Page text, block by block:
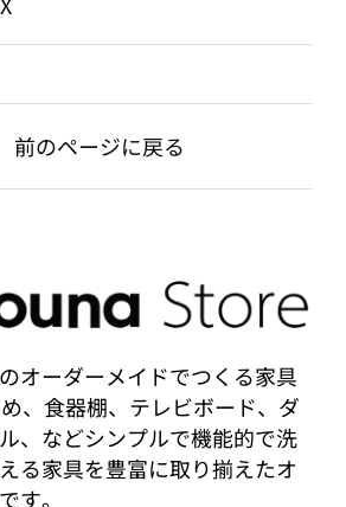
前のページに戻る
オーダーメイドでつくる家具
、食器棚、テレビボード、ダ
、などシンプルで機能的で洗
る家具を豊富に取り揃えたオ
す。